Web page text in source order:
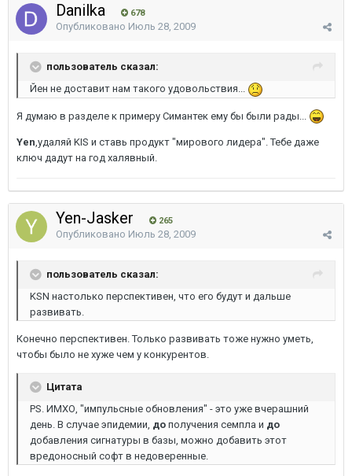
Danilka 678
Опубликовано Июль 28, 2009
пользователь сказал:
Йен не доставит нам такого удовольствия...
Я думаю в разделе к примеру Симантек ему бы были рады...
Yen,удаляй KIS и ставь продукт "мирового лидера". Тебе даже
ключ дадут на год халявный.
Yen-Jasker 265
Опубликовано Июль 28, 2009
пользователь сказал:
KSN настолько перспективен, что его будут и дальше
развивать.
Конечно перспективен. Только развивать тоже нужно уметь,
чтобы было не хуже чем у конкурентов.
Цитата
PS. ИМХО, "импульсные обновления" - это уже вчерашний
день. В случае эпидемии, до получения семпла и до
добавления сигнатуры в базы, можно добавить этот
вредоносный софт в недоверенные.